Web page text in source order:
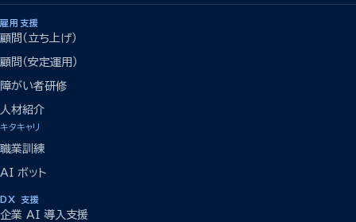
雇用支援
顧問（立ち上げ）
顧問（安定運用）
障がい者研修
人材紹介
キタキャリ
職業訓練
AI ボット
DX 支援
企業 AI 導入支援